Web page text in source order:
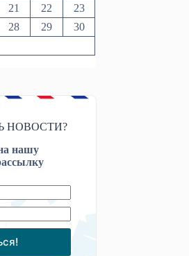
21 22
23
28 29
30
НОВОСТИ?
нашу